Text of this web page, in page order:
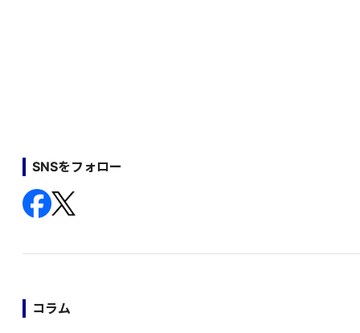
SNSをフォロー
コラム